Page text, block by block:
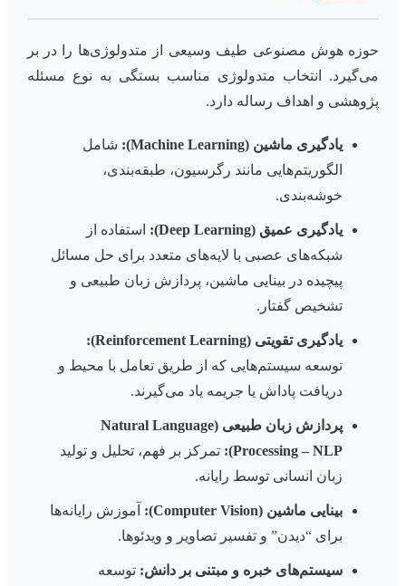
حوزه هوش مصنوعی طیف وسیعی از متدولوژی‌ها را در بر
می‌گیرد. انتخاب متدولوژی مناسب بستگی به نوع مسئله
پژوهشی و اهداف رساله دارد.
یادگیری ماشین (Machine Learning):
شامل
الگوریتم‌هایی مانند رگرسیون، طبقه‌بندی،
خوشه‌بندی.
یادگیری عمیق (Deep Learning):
استفاده از
شبکه‌های عصبی با لایه‌های متعدد برای حل مسائل
پیچیده در بینایی ماشین، پردازش زبان طبیعی و
تشخیص گفتار.
یادگیری تقویتی (Reinforcement Learning):
توسعه سیستم‌هایی که از طریق تعامل با محیط و
دریافت پاداش یا جریمه یاد می‌گیرند.
پردازش زبان طبیعی (Natural Language
Processing – NLP):
تمرکز بر فهم، تحلیل و تولید
زبان انسانی توسط رایانه.
بینایی ماشین (Computer Vision):
آموزش رایانه‌ها
برای “دیدن” و تفسیر تصاویر و ویدئوها.
سیستم‌های خبره و مبتنی بر دانش: توسعه